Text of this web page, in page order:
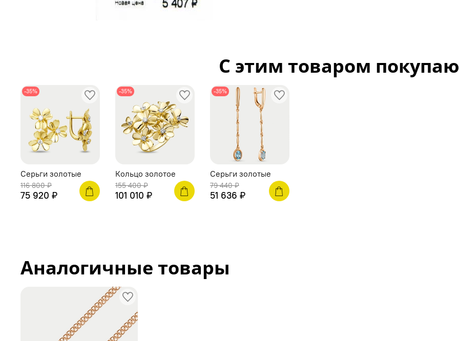
С этим товаром
-35%
Серьги золотые
116 800 ₽
75 920 ₽
-35%
Кольцо золотое
155 400 ₽
101 010 ₽
-35%
Серьги золотые
79 440 ₽
51 636 ₽
Аналогичные товары